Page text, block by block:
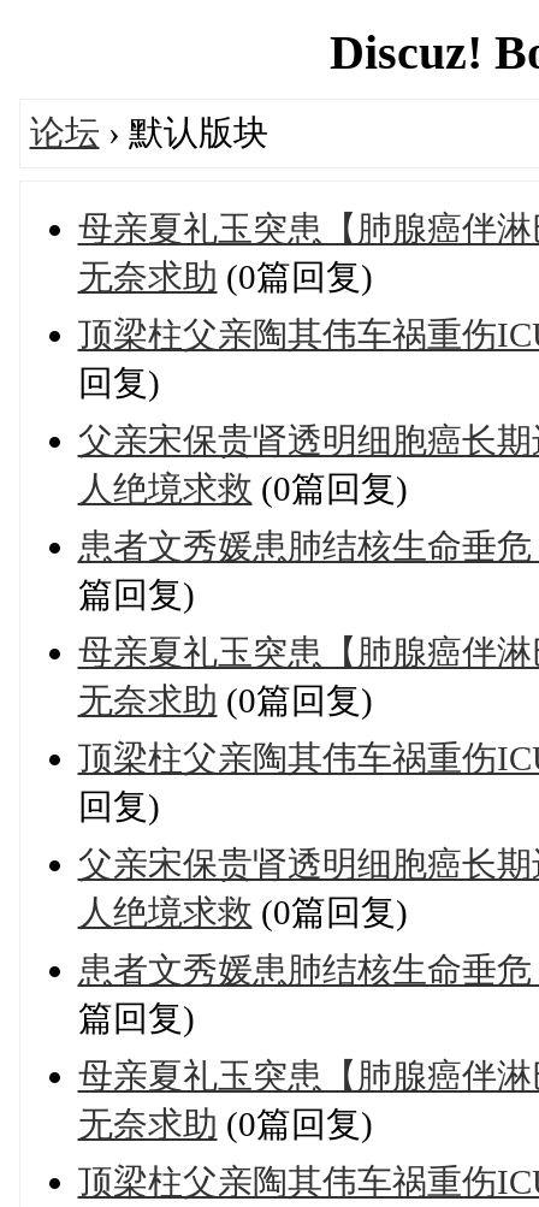
Discuz!
论坛 › 默认版块
母亲夏礼玉突患【肺腺癌伴
无奈求助 (0篇回复)
顶梁柱父亲陶其伟车祸重伤
回复)
父亲宋保贵肾透明细胞癌长
人绝境求救 (0篇回复)
患者文秀媛患肺结核生命垂
篇回复)
母亲夏礼玉突患【肺腺癌伴
无奈求助 (0篇回复)
顶梁柱父亲陶其伟车祸重伤
回复)
父亲宋保贵肾透明细胞癌长
人绝境求救 (0篇回复)
患者文秀媛患肺结核生命垂
篇回复)
母亲夏礼玉突患【肺腺癌伴
无奈求助 (0篇回复)
顶梁柱父亲陶其伟车祸重伤